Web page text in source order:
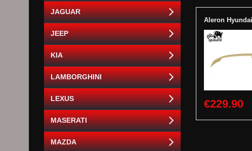
Aleron
€229.90
JAGUAR
JEEP
KIA
LAMBORGHINI
LEXUS
MASERATI
MAZDA